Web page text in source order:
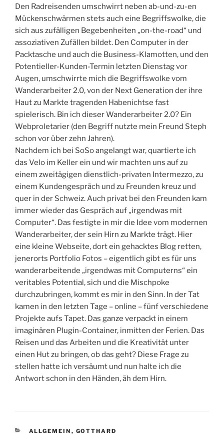
Den Radreisenden umschwirrt neben ab-und-zu-en
Mückenschwärmen stets auch eine Begriffswolke, die
sich aus zufälligen Begebenheiten „on-the-road“ und
assoziativen Zufällen bildet. Den Computer in der
Packtasche und auch die Business-Klamotten, und den
Potentieller-Kunden-Termin letzten Dienstag vor
Augen, umschwirrte mich die Begriffswolke vom
Wanderarbeiter 2.0, von der Next Generation der ihre
Haut zu Markte tragenden Habenichtse fast
spielerisch. Bin ich dieser Wanderarbeiter 2.0? Ein
Webproletarier (den Begriff nutzte mein Freund Steph
schon vor über zehn Jahren).
Nachdem ich bei SoSo angelangt war, quartierte ich
das Velo im Keller ein und wir machten uns auf zu
einem zweitägigen dienstlich-privaten Intermezzo, zu
einem Kundengespräch und zu Freunden kreuz und
quer in der Schweiz. Auch privat bei den Freunden kam
immer wieder das Gespräch auf „irgendwas mit
Computer“. Das festigte in mir die Idee vom modernen
Wanderarbeiter, der sein Hirn zu Markte trägt. Hier
eine kleine Webseite, dort ein gehacktes Blog retten,
jenerorts Portfolio Fotos – eigentlich gibt es für uns
wanderarbeitende „irgendwas mit Computerns“ ein
veritables Potential, sich und die Mischpoke
durchzubringen, kommt es mir in den Sinn. In der Tat
kamen in den letzten Tage – online – fünf verschiedene
Projekte aufs Tapet. Das ganze verpackt in einem
imaginären Plugin-Container, inmitten der Ferien. Das
Reisen und das Arbeiten und die Kreativität unter
einen Hut zu bringen, ob das geht? Diese Frage zu
stellen hatte ich versäumt und nun halte ich die
Antwort schon in den Händen, äh dem Hirn.
KATEGORIEN
ALLGEMEIN , GOTTHARD